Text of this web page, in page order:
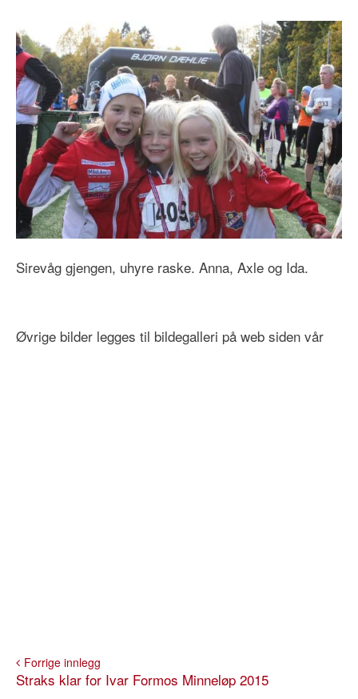
Sirevåg gjengen, uhyre raske. Anna, Axle og Ida.
Øvrige bilder legges til bildegalleri på web siden vår
Forrige innlegg
Straks klar for Ivar Formos Minneløp 2015